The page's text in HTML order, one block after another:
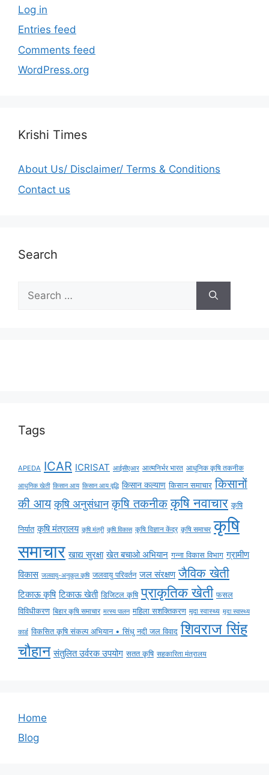
Log in
Entries feed
Comments feed
WordPress.org
Krishi Times
About Us/ Disclaimer/ Terms & Conditions
Contact us
Search
Tags
APEDA ICAR ICRISAT आईसीएआर आत्मनिर्भर भारत आधुनिक कृषि तकनीक
आधुनिक खेती किसान आय किसान आय वृद्धि किसान कल्याण किसान समाचार किसानों
की आय कृषि अनुसंधान कृषि तकनीक कृषि नवाचार कृषि
निर्यात कृषि मंत्रालय कृषि मंत्री कृषि विकास कृषि विज्ञान केंद्र कृषि समाचर कृषि
समाचार खाद्य सुरक्षा खेत बचाओ अभियान गन्ना विकास विभाग ग्रामीण
विकास जलवायु-अनुकूल कृषि जलवायु परिवर्तन जल संरक्षण जैविक खेती
टिकाऊ कृषि टिकाऊ खेती डिजिटल कृषि प्राकृतिक खेती फसल
विविधीकरण बिहार कृषि समाचार मत्स्य पालन महिला सशक्तिकरण मृदा स्वास्थ्य मृदा स्वास्थ्य
कार्ड विकसित कृषि संकल्प अभियान • सिंधु नदी जल विवाद शिवराज सिंह
चौहान संतुलित उर्वरक उपयोग सतत कृषि सहकारिता मंत्रालय
Home
Blog